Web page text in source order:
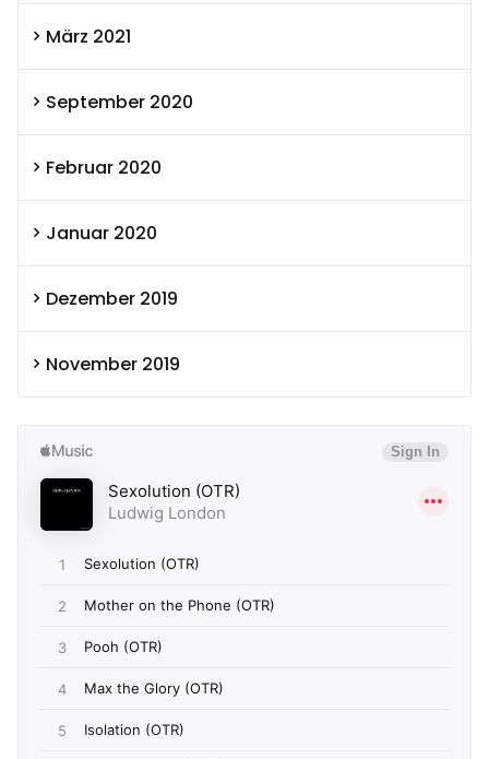
März 2021
September 2020
Februar 2020
Januar 2020
Dezember 2019
November 2019